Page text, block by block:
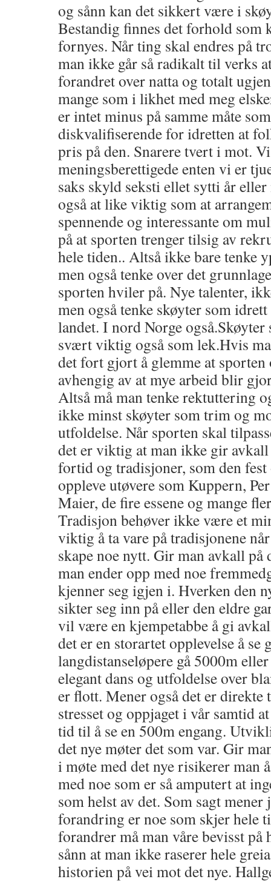
og sånn kan det sikkert være i
Bestandig finnes det forhold som
fornyes. Når ting skal endres på
man ikke går så radikalt til verks
forandret over natta og totalt
mange som i likhet med meg
er intet minus på samme måte
diskvalifiserende for idretten at
pris på den. Snarere tvert i mot.
meningsberettigede enten vi er
saks skyld seksti ellet sytti år eller
også at like viktig som at
spennende og interessante om
på at sporten trenger tilsig av
hele tiden.. Altså ikke bare tenke
men også tenke over det
sporten hviler på. Nye talenter,
men også tenke skøyter som
landet. I nord Norge
svært viktig også som lek.Hvis
det fort gjort å glemme at
avhengig av at mye arbeid blir
Altså må man tenke rektuttering
ikke minst skøyter som trim og
utfoldelse. Når sporten skal
det er viktig at man ikke gir
fortid og tradisjoner, som den fest
oppleve utøvere som Kuppern,
Maier, de fire essene og mange
Tradisjon behøver ikke være et
viktig å ta vare på tradisjonene
skape noe nytt. Gir man avkall
man ender opp med noe
kjenner seg igjen i. Hverken den
sikter seg inn på eller den eldre
vil være en kjempetabbe å gi
det er en storartet opplevelse å se
langdistanseløpere gå 5000m
elegant dans og utfoldelse over
er flott. Mener også det er
stresset og oppjaget i vår samtid
tid til å se en 500m engang.
det nye møter det som var. Gir
i møte med det nye risikerer man
med noe som er så amputert at
som helst av det. Som sagt
forandring er noe som skjer hele
forandrer må man våre bevisst på
sånn at man ikke raserer hele
historien på vei mot det nye.